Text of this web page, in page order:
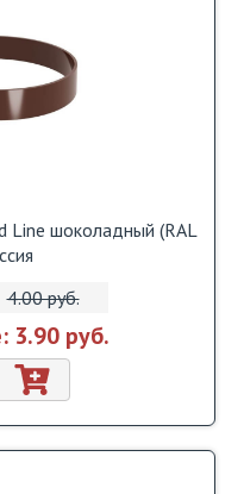
Line шоколадный (RAL
4.00 pуб.
3.90 pуб.